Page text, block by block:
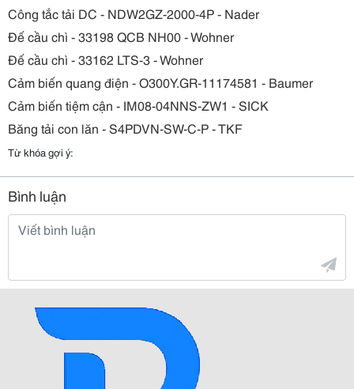
Công tắc tải DC - NDW2GZ-2000-4P - Nader
Đế cầu chì - 33198 QCB NH00 - Wohner
Đế cầu chì - 33162 LTS-3 - Wohner
Cảm biến quang điện - O300Y.GR-11174581 - Baumer
Cảm biến tiệm cận - IM08-04NNS-ZW1 - SICK
Băng tải con lăn - S4PDVN-SW-C-P - TKF
Từ khóa gợi ý:
Bình luận